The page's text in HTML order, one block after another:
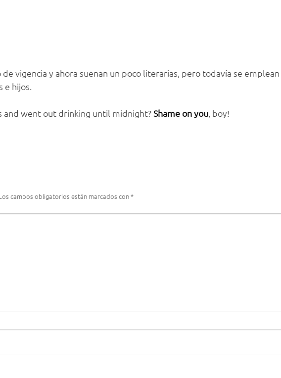
vigencia y ahora suenan un poco literarias, pero todavía se
hijos.
went out drinking until midnight? Shame on you , boy!
campos obligatorios están marcados con*